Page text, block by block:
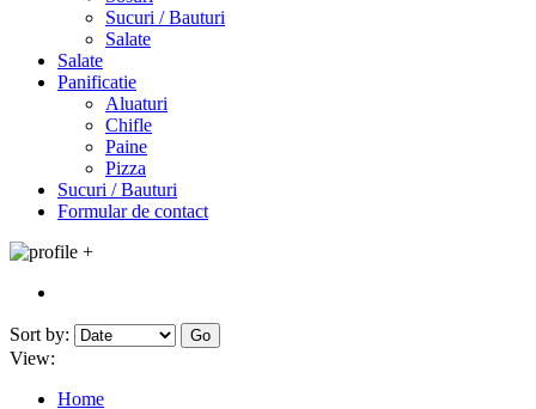
Sucuri / Bauturi
Salate
Salate
Panificatie
Aluaturi
Chifle
Paine
Pizza
Sucuri / Bauturi
Formular de contact
+
Sort by: Go
View:
Home